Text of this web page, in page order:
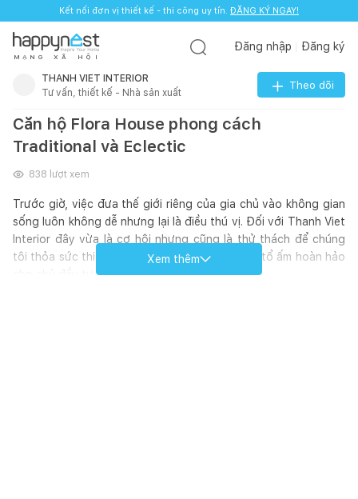
Kết nối đơn vị thiết kế - thi công uy tín. ĐĂNG KÝ NGAY!
M Ạ N G X Ã H Ộ I
Đăng nhập Đăng ký
THANH VIET INTERIOR
Tư vấn, thiết kế - Nhà sản xuất
Theo dõi
Căn hộ Flora House phong cách
Traditional và Eclectic
838 lượt xem
Trước giờ, việc đưa thế giới riêng của gia chủ vào không gian
sống luôn không dễ nhưng lại là điều thú vị. Đối với Thanh Viet
Interior đây vừa là cơ hội nhưng cũng là thử thách để chúng
tôi thỏa sức thiết kế, sáng tạo và đem lại một tổ ấm hoàn hảo
Xem thêm